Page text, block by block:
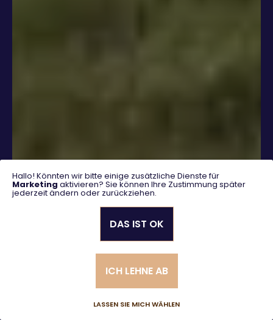
Erweiterte Suche
Hallo! Könnten wir bitte einige zusätzliche Dienste für
Marketing aktivieren? Sie können Ihre Zustimmung später
jederzeit ändern oder zurückziehen.
LASSEN SIE MICH WÄHLEN
ICH LEHNE AB
DAS IST OK